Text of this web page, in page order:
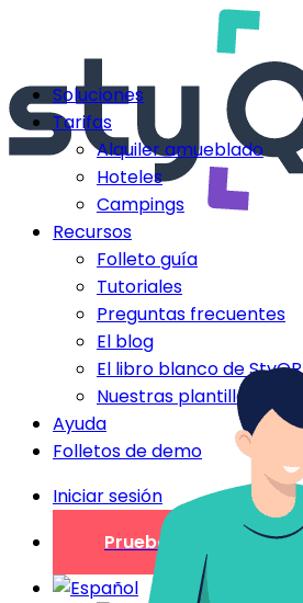
Soluciones
Tarifas
Alquiler amueblado
Hoteles
Campings
Recursos
Folleto guía
Tutoriales
Preguntas frecuentes
El blog
El libro blanco de StyQR
Nuestras plantillas StyQR
Ayuda
Folletos de demo
Iniciar sesión
Prueba gratuita